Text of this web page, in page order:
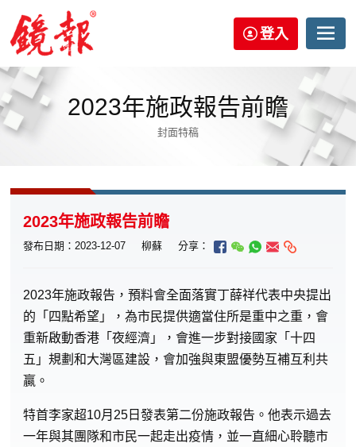
登入
2023年施政報告前瞻
封面特稿
2023年施政報告前瞻
發布日期：2023-12-07 柳蘇 分享：
2023年施政報告，預料會全面落實丁薛祥代表中央提出
的「四點希望」，為市民提供適當住所是重中之重，會
重新啟動香港「夜經濟」，會進一步對接國家「十四
五」規劃和大灣區建設，會加強與東盟優勢互補互利共
贏。
特首李家超10月25日發表第二份施政報告。他表示過去
一年與其團隊和市民一起走出疫情，並一直細心聆聽市